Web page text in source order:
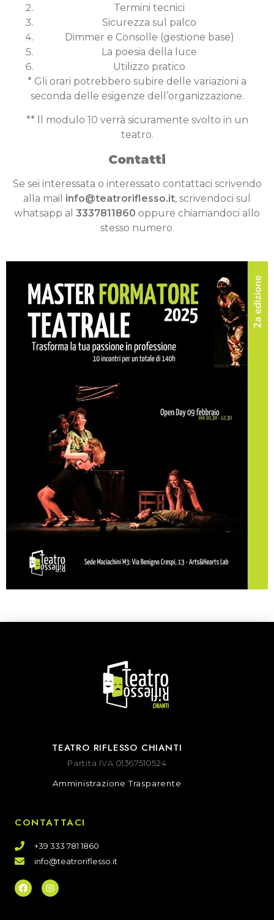
Termini tecnici
Sicurezza sul palco
Dimmer e Consolle (gestione base)
La poesia della luce
Utilizzo pratico
* Gli orari potrebbero subire delle variazioni a
seconda delle esigenze dell’organizzazione.
** ll modulo 10 verrà sicuramente svolto in un
teatro.
Contatti
Se sei interessata o interessato contattaci scrivendo
alla mail info@teatroriflesso.it, scrivendoci sul
whatsapp al 3337811860 oppure chiamandoci allo
stesso numero.
TEATRO RIFLESSO CHIANTI
Partita IVA 01367510524
Amministrazione Trasparente
CONTATTACI
+39 333 781 1860
info@teatroriflesso.it